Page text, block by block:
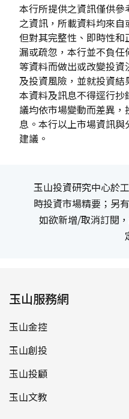
本行所提供之資訊僅供
之資訊，所載資料均來自
但對其完整性、即時性
漏或疏忽，本行並不負
等資料而做出或改變投
及投資風險，並就投資結
本資料及訊息不得逕行
議均依市場變動而差異
息。本行以上市場資訊
建議。
玉山投資研究中心於
時投資市場精要；另
如欲新增/取消訂閱
玉山服務網
玉山金控
玉山創投
玉山投顧
玉山文教